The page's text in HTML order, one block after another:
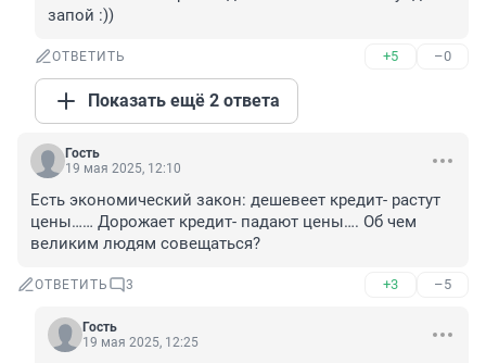
запой :))
ОТВЕТИТЬ +5 –0
Показать ещё 2 ответа
Гость
19 мая 2025, 12:10
Есть экономический закон: дешевеет кредит- растут
цены…… Дорожает кредит- падают цены…. Об чем
великим людям совещаться?
ОТВЕТИТЬ 3 +3 –5
Гость
19 мая 2025, 12:25